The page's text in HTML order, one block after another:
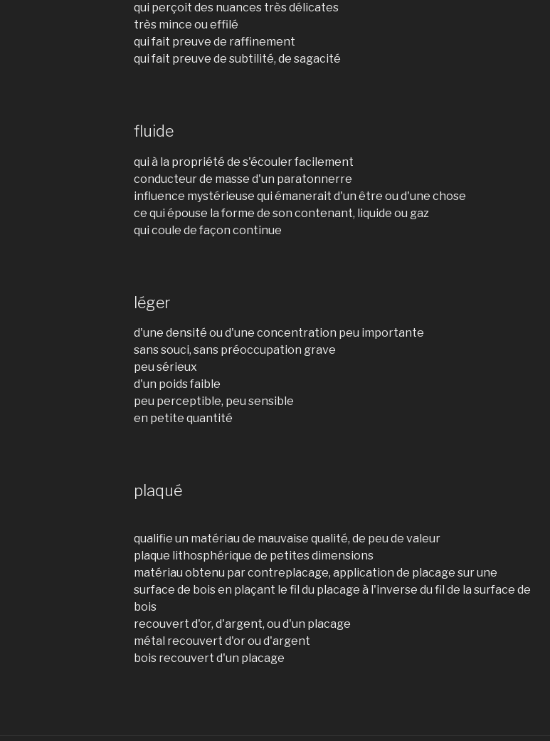
qui perçoit des nuances très délicates
très mince ou effilé
qui fait preuve de raffinement
qui fait preuve de subtilité, de sagacité
fluide
qui à la propriété de s'écouler facilement
conducteur de masse d'un paratonnerre
influence mystérieuse qui émanerait d'un être ou d'une chose
ce qui épouse la forme de son contenant, liquide ou gaz
qui coule de façon continue
léger
d'une densité ou d'une concentration peu importante
sans souci, sans préoccupation grave
peu sérieux
d'un poids faible
peu perceptible, peu sensible
en petite quantité
plaqué
qualifie un matériau de mauvaise qualité, de peu de valeur
plaque lithosphérique de petites dimensions
matériau obtenu par contreplacage, application de placage sur une
surface de bois en plaçant le fil du placage à l'inverse du fil de la surface de
bois
recouvert d'or, d'argent, ou d'un placage
métal recouvert d'or ou d'argent
bois recouvert d'un placage